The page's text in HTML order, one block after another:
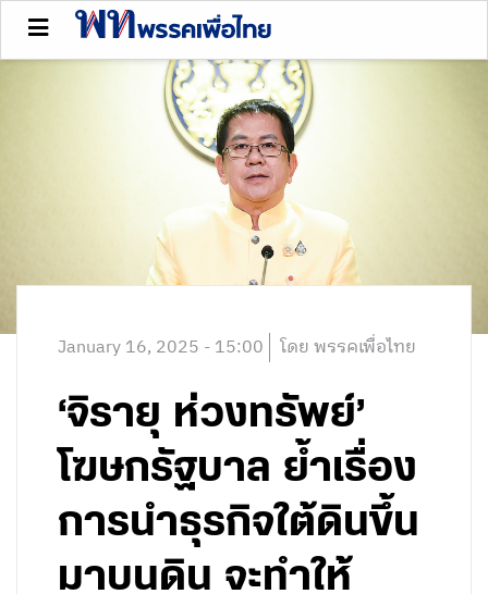
January 16, 2025 - 15:00 โดย พรรคเพื่อไทย
‘จิรายุ ห่วงทรัพย์’
โฆษกรัฐบาล ย้ำเรื่อง
การนำธุรกิจใต้ดินขึ้น
มาบนดิน จะทำให้